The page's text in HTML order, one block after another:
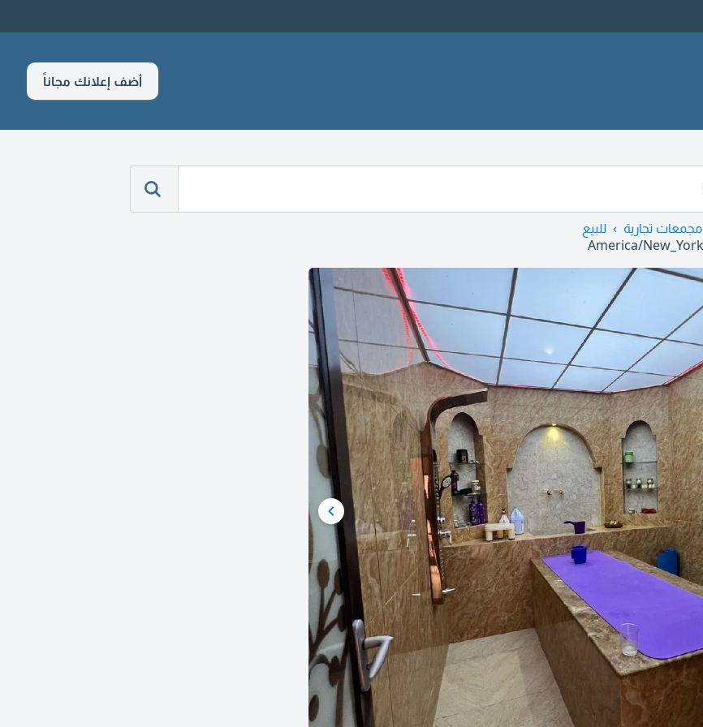
أضف إعلانك مجاناً
مجمعات تجارية
للبيع